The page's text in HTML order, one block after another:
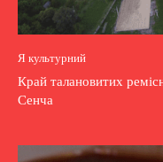
Я культурний
Край талановитих
Сенча